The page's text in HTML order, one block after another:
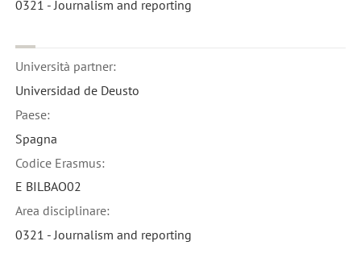
0321 - Journalism and reporting
Università partner:
Universidad de Deusto
Paese:
Spagna
Codice Erasmus:
E BILBAO02
Area disciplinare:
0321 - Journalism and reporting